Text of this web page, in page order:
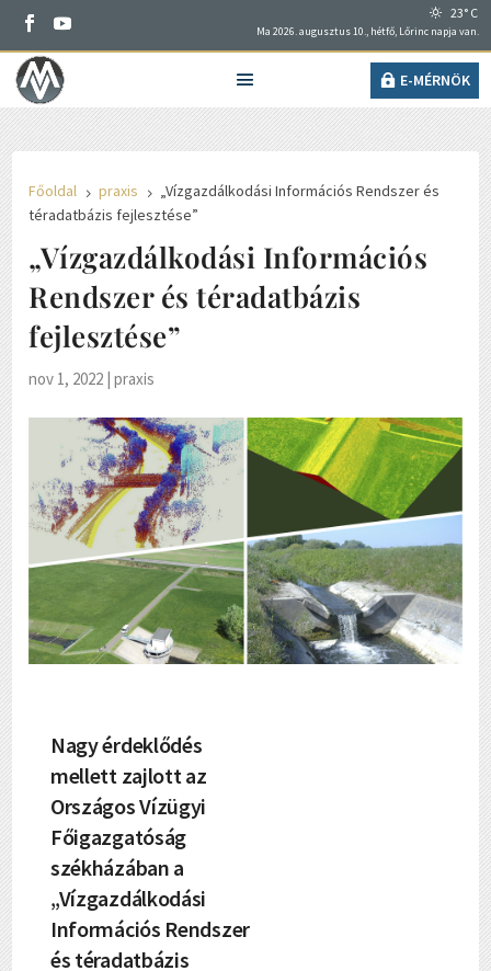
23° C
Ma 2026. augusztus 10., hétfő, Lőrinc napja van.
E-MÉRNÖK
Főoldal 5 praxis 5 „Vízgazdálkodási Információs Rendszer és
téradatbázis fejlesztése”
„Vízgazdálkodási Információs
Rendszer és téradatbázis
fejlesztése”
nov 1, 2022 |praxis
Nagy érdeklődés
mellett zajlott az
Országos Vízügyi
Főigazgatóság
székházában a
„Vízgazdálkodási
Információs Rendszer
és téradatbázis